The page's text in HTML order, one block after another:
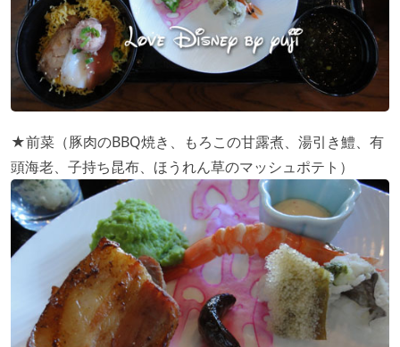
★前菜（豚肉のBBQ焼き、もろこの甘露煮、湯引き鱧、有
頭海老、子持ち昆布、ほうれん草のマッシュポテト）